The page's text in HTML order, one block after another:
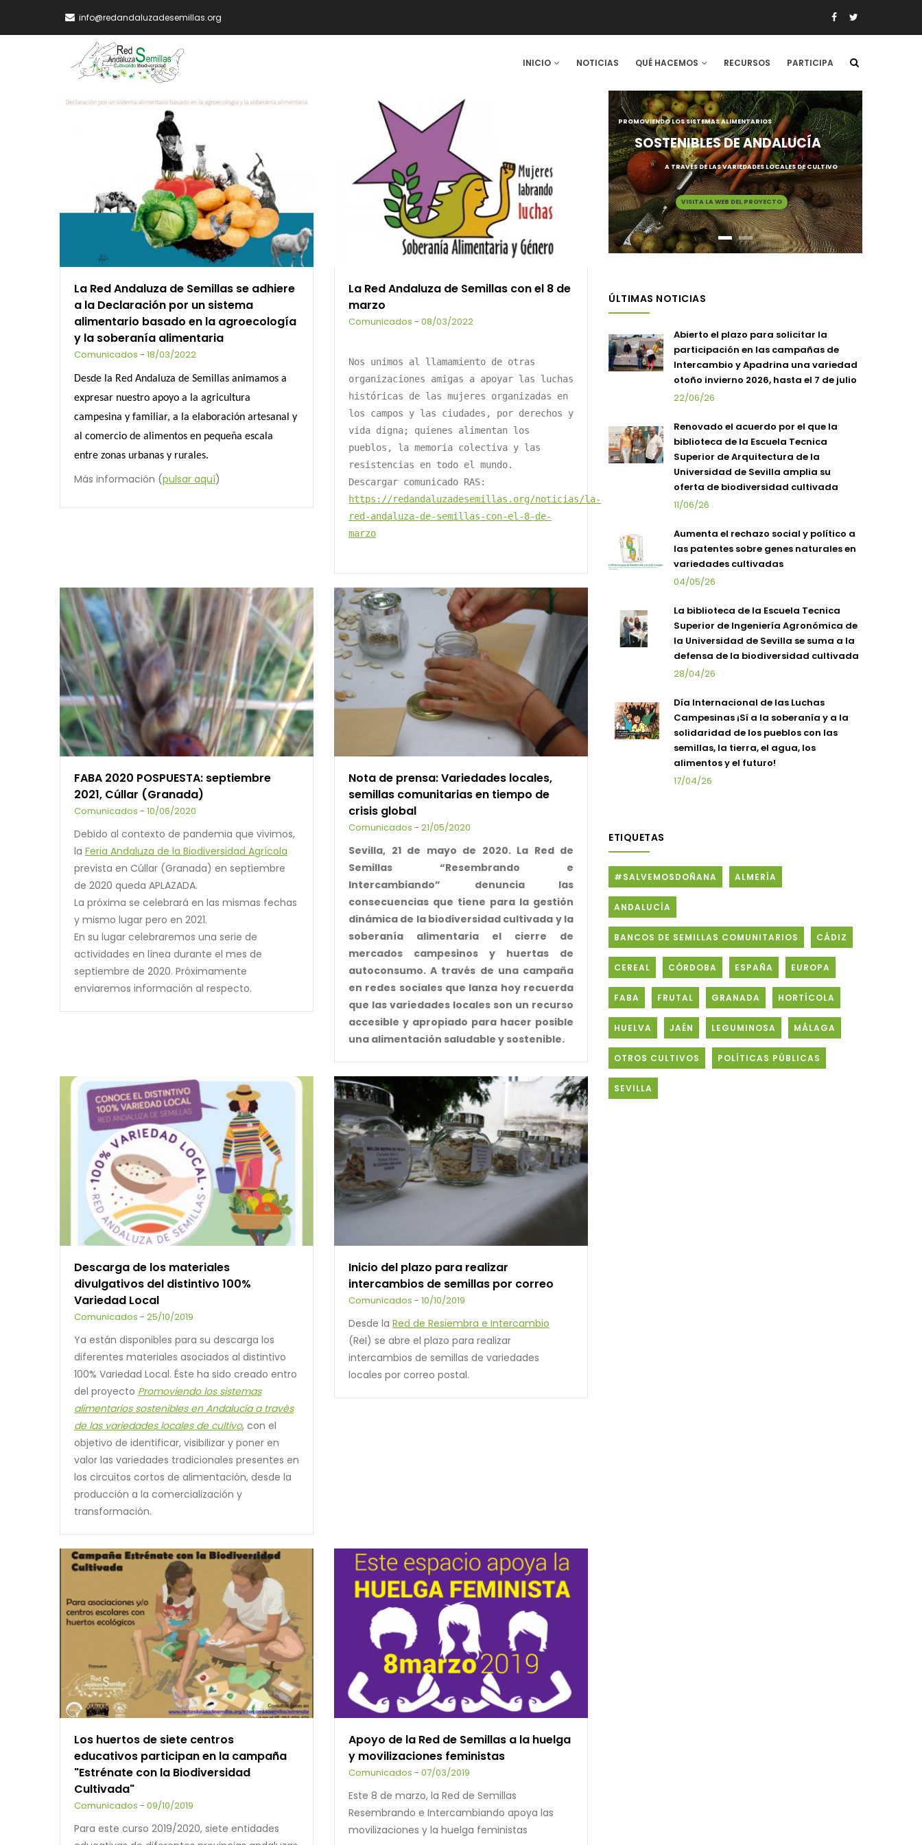
info@redandaluzadesemillas.org
INICIO NOTICIAS QUÉ HACEMOS RECURSOS PARTICIPA
La Red Andaluza de Semillas se adhiere
a la Declaración por un sistema
alimentario basado en la agroecología
y la soberanía alimentaria
Comunicados - 18/03/2022
Desde la Red Andaluza de Semillas animamos a
expresar nuestro apoyo a la agricultura
campesina y familiar, a la elaboración artesanal y
al comercio de alimentos en pequeña escala
entre zonas urbanas y rurales.
Más información (pulsar aquí)
La Red Andaluza de Semillas con el 8 de
marzo
Comunicados - 08/03/2022
Nos unimos al llamamiento de otras
organizaciones amigas a apoyar las luchas
históricas de las mujeres organizadas en
los campos y las ciudades, por derechos y
vida digna; quienes alimentan los
pueblos, la memoria colectiva y las
resistencias en todo el mundo.
Descargar comunicado RAS:
https://redandaluzadesemillas.org/noticias/la-
red-andaluza-de-semillas-con-el-8-de-
marzo
FABA 2020 POSPUESTA: septiembre
2021, Cúllar (Granada)
Comunicados - 10/06/2020
Debido al contexto de pandemia que vivimos,
la Feria Andaluza de la Biodiversidad Agrícola
prevista en Cúllar (Granada) en septiembre
de 2020 queda APLAZADA.
La próxima se celebrará en las mismas fechas
y mismo lugar pero en 2021.
En su lugar celebraremos una serie de
actividades en línea durante el mes de
septiembre de 2020. Próximamente
enviaremos información al respecto.
Nota de prensa: Variedades locales,
semillas comunitarias en tiempo de
crisis global
Comunicados - 21/05/2020
Sevilla, 21 de mayo de 2020. La Red de
Semillas “Resembrando e
Intercambiando” denuncia las
consecuencias que tiene para la gestión
dinámica de la biodiversidad cultivada y la
soberanía alimentaria el cierre de
mercados campesinos y huertas de
autoconsumo. A través de una campaña
en redes sociales que lanza hoy recuerda
que las variedades locales son un recurso
accesible y apropiado para hacer posible
una alimentación saludable y sostenible.
Descarga de los materiales
divulgativos del distintivo 100%
Variedad Local
Comunicados - 25/10/2019
Ya están disponibles para su descarga los
diferentes materiales asociados al distintivo
100% Variedad Local. Éste ha sido creado entro
del proyecto Promoviendo los sistemas
alimentarios sostenibles en Andalucía a través
de las variedades locales de cultivo, con el
objetivo de identificar, visibilizar y poner en
valor las variedades tradicionales presentes en
los circuitos cortos de alimentación, desde la
producción a la comercialización y
transformación.
Inicio del plazo para realizar
intercambios de semillas por correo
Comunicados - 10/10/2019
Desde la Red de Resiembra e Intercambio
(ReI) se abre el plazo para realizar
intercambios de semillas de variedades
locales por correo postal.
Los huertos de siete centros
educativos participan en la campaña
"Estrénate con la Biodiversidad
Cultivada"
Comunicados - 09/10/2019
Para este curso 2019/2020, siete entidades
Apoyo de la Red de Semillas a la huelga
y movilizaciones feministas
Comunicados - 07/03/2019
Este 8 de marzo, la Red de Semillas
Resembrando e Intercambiando apoya las
movilizaciones y la huelga feministas
PROMOVIENDO LOS SISTEMAS ALIMENTARIOS
SOSTENIBLES DE ANDALUCÍA
A TRAVÉS DE LAS VARIEDADES LOCALES DE CULTIVO
VISITA LA WEB DEL PROYECTO
ÚLTIMAS NOTICIAS
Abierto el plazo para solicitar la
participación en las campañas de
Intercambio y Apadrina una variedad
otoño invierno 2026, hasta el 7 de julio
22/06/26
Renovado el acuerdo por el que la
biblioteca de la Escuela Tecnica
Superior de Arquitectura de la
Universidad de Sevilla amplia su
oferta de biodiversidad cultivada
11/06/26
Aumenta el rechazo social y político a
las patentes sobre genes naturales en
variedades cultivadas
04/05/26
La biblioteca de la Escuela Tecnica
Superior de Ingeniería Agronómica de
la Universidad de Sevilla se suma a la
defensa de la biodiversidad cultivada
28/04/26
Día Internacional de las Luchas
Campesinas ¡Sí a la soberanía y a la
solidaridad de los pueblos con las
semillas, la tierra, el agua, los
alimentos y el futuro!
17/04/26
ETIQUETAS
#SALVEMOSDOÑANA ALMERÍA
ANDALUCÍA
BANCOS DE SEMILLAS COMUNITARIOS CÁDIZ
CEREAL CÓRDOBA ESPAÑA EUROPA
FABA FRUTAL GRANADA HORTÍCOLA
HUELVA JAÉN LEGUMINOSA MÁLAGA
OTROS CULTIVOS POLÍTICAS PÚBLICAS
SEVILLA